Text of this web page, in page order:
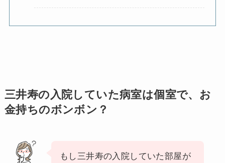
三井寿の入院していた病室は個室で、お
金持ちのボンボン？
もし三井寿の入院していた部屋が